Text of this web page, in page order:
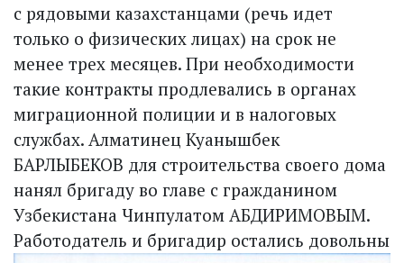
с рядовыми казахстанцами (речь идет
только о физических лицах) на срок не
менее трех месяцев. При необходимости
такие контракты продлевались в органах
миграционной полиции и в налоговых
службах. Алматинец Куанышбек
БАРЛЫБЕКОВ для строительства своего дома
нанял бригаду во главе с гражданином
Узбекистана Чинпулатом АБДИРИМОВЫМ.
Работодатель и бригадир остались довольны